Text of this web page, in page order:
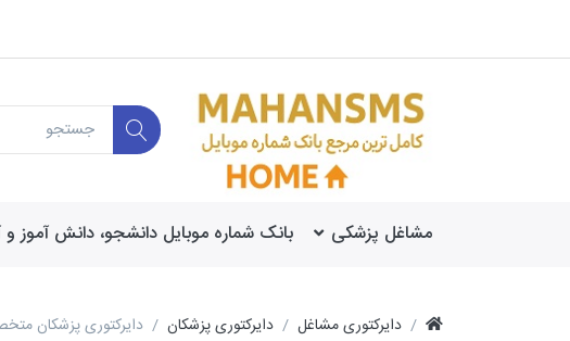
مشاغل پزشکی بانک شماره موبایل دانشجو، دانش آموز
دایرکتوری مشاغل دایرکتوری پزشکان دایرکتوری پزشکان